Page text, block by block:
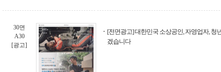
30면
A30
[광고]
[전면광고] 대한민국 소상공인, 자영업자, 청
겠습니다